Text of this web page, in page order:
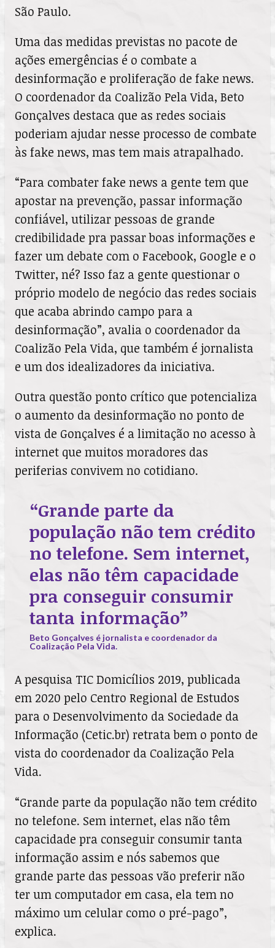
São Paulo.
Uma das medidas previstas no pacote de
ações emergências é o combate a
desinformação e proliferação de fake news.
O coordenador da Coalizão Pela Vida, Beto
Gonçalves destaca que as redes sociais
poderiam ajudar nesse processo de combate
às fake news, mas tem mais atrapalhado.
“Para combater fake news a gente tem que
apostar na prevenção, passar informação
confiável, utilizar pessoas de grande
credibilidade pra passar boas informações e
fazer um debate com o Facebook, Google e o
Twitter, né? Isso faz a gente questionar o
próprio modelo de negócio das redes sociais
que acaba abrindo campo para a
desinformação”, avalia o coordenador da
Coalizão Pela Vida, que também é jornalista
e um dos idealizadores da iniciativa.
Outra questão ponto crítico que potencializa
o aumento da desinformação no ponto de
vista de Gonçalves é a limitação no acesso à
internet que muitos moradores das
periferias convivem no cotidiano.
“Grande parte da
população não tem crédito
no telefone. Sem internet,
elas não têm capacidade
pra conseguir consumir
tanta informação”
Beto Gonçalves é jornalista e coordenador da
Coalização Pela Vida.
A pesquisa TIC Domicílios 2019, publicada
em 2020 pelo Centro Regional de Estudos
para o Desenvolvimento da Sociedade da
Informação (Cetic.br) retrata bem o ponto de
vista do coordenador da Coalização Pela
Vida.
“Grande parte da população não tem crédito
no telefone. Sem internet, elas não têm
capacidade pra conseguir consumir tanta
informação assim e nós sabemos que
grande parte das pessoas vão preferir não
ter um computador em casa, ela tem no
máximo um celular como o pré-pago”,
explica.